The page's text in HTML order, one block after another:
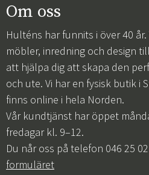
Om oss
Hulténs har funnits i över 40
möbler, inredning och design
att hjälpa dig att skapa den
och ute. Vi har en fysisk butik i
finns online i hela Norden.
Vår kundtjänst har öppet
fredagar kl. 9–12.
Du når oss på telefon 046 25
formuläret